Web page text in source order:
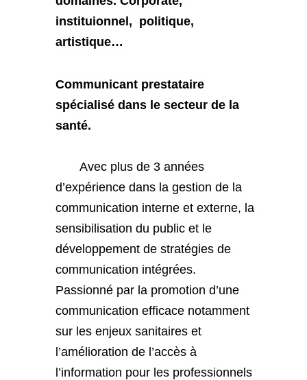
instituionnel, politique,
artistique…
Communicant prestataire
spécialisé dans le secteur de la
santé.
Avec plus de 3 années
d’expérience dans la gestion de la
communication interne et externe, la
sensibilisation du public et le
développement de stratégies de
communication intégrées.
Passionné par la promotion d’une
communication efficace notamment
sur les enjeux sanitaires et
l’amélioration de l’accès à
l’information pour les professionnels